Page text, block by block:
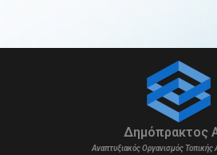
Δημόπρακτος
Αναπτυξιακός Οργανισμός Τοπικής